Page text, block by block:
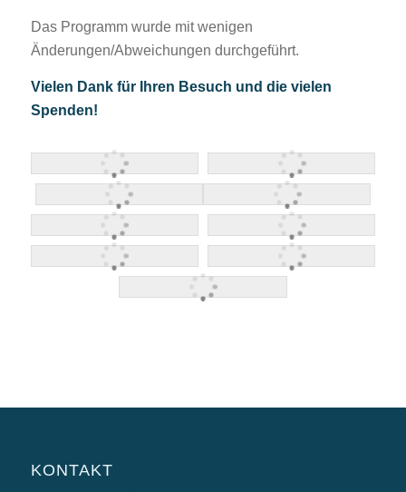
Das Programm wurde mit wenigen
Änderungen/Abweichungen durchgeführt.
Vielen Dank für Ihren Besuch und die vielen
Spenden!
KONTAKT